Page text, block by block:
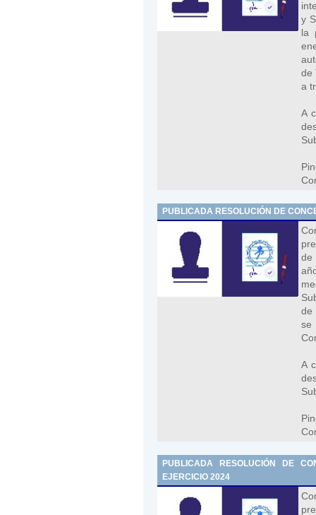
y
la
de
a
A
PUBLICADA RESOLUCIÓN DE
de
de
A
PUBLICADA RESOLUCIÓN DE
EJERCICIO 2024